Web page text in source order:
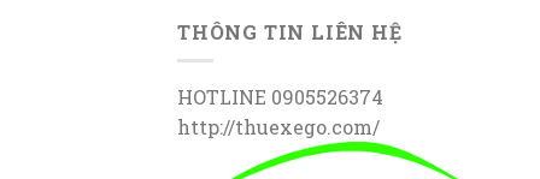
THÔNG TIN LIÊN HỆ
HOTLINE 0905526374
http://thuexego.com/